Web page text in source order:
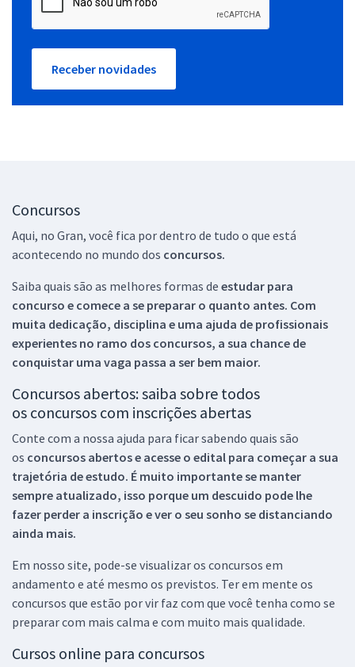
Receber novidades
Concursos
Aqui, no Gran, você fica por dentro de tudo o que está
acontecendo no mundo dos concursos.
Saiba quais são as melhores formas de estudar para
concurso e comece a se preparar o quanto antes. Com
muita dedicação, disciplina e uma ajuda de profissionais
experientes no ramo dos concursos, a sua chance de
conquistar uma vaga passa a ser bem maior.
Concursos abertos: saiba sobre todos
os concursos com inscrições abertas
Conte com a nossa ajuda para ficar sabendo quais são
os concursos abertos e acesse o edital para começar a sua
trajetória de estudo. É muito importante se manter
sempre atualizado, isso porque um descuido pode lhe
fazer perder a inscrição e ver o seu sonho se distanciando
ainda mais.
Em nosso site, pode-se visualizar os concursos em
andamento e até mesmo os previstos. Ter em mente os
concursos que estão por vir faz com que você tenha como se
preparar com mais calma e com muito mais qualidade.
Cursos online para concursos